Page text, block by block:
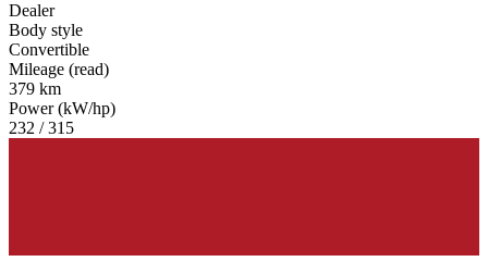
Dealer
Body style
Convertible
Mileage (read)
379 km
Power (kW/hp)
232 / 315